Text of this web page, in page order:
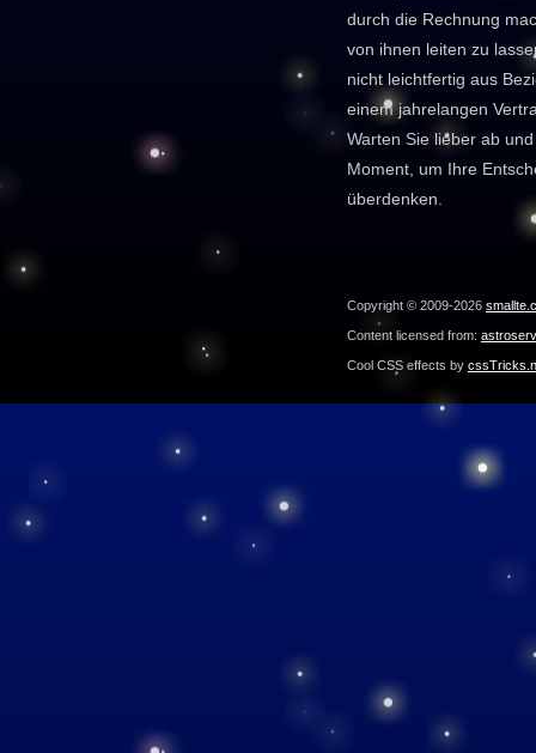
durch die Rechnung
von ihnen leiten zu
nicht leichtfertig aus
einem jahrelangen
Warten Sie lieber ab
Moment, um Ihre
überdenken.
Copyright © 2009-2026
Content licensed from:
Cool CSS effects by